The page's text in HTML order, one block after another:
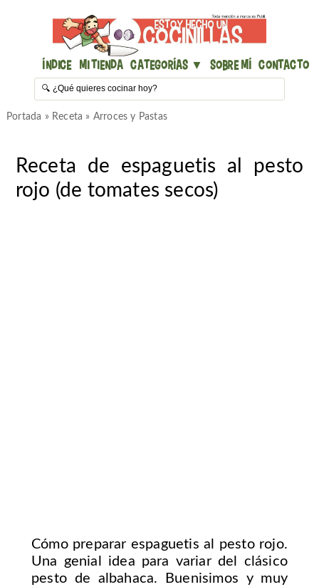
Índice Mi Tienda Categorías ▼ Sobre mí Contacto
Portada » Receta » Arroces y Pastas
Receta de espaguetis al pesto
rojo (de tomates secos)
Cómo preparar espaguetis al pesto rojo.
Una genial idea para variar del clásico
pesto de albahaca. Buenisimos y muy